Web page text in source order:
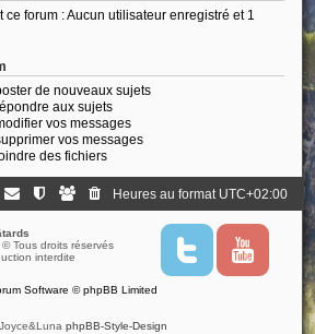
ce forum : Aucun utilisateur enregistré et 1
de nouveaux sujets
aux sujets
vos messages
vos messages
des fichiers
Heures au format UTC+02:00
Tous droits réservés
interdite
T
i
Y
u
Software © phpBB Limited
phpBB-Style-Design